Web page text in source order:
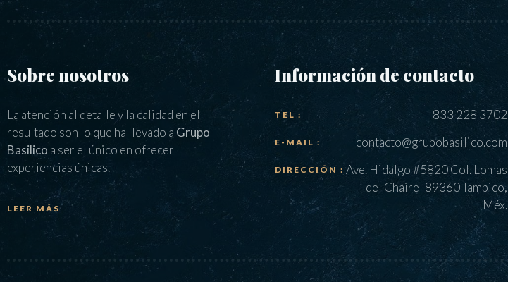
Sobre nosotros
La atención al detalle y la calidad en el
resultado son lo que ha llevado a Grupo
Basilico a ser el único en ofrecer
experiencias únicas.
LEER MÁS
Información de contacto
TEL : 833 228 3702
E-MAIL : contacto@grupobasilico.com
DIRECCIÓN : Ave. Hidalgo #5820 Col. Lomas
del Chairel 89360 Tampico,
Méx.